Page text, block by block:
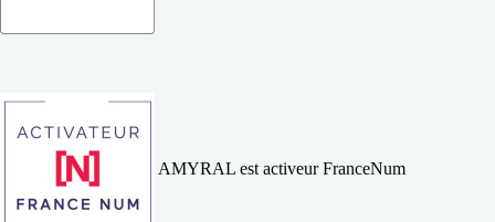
AMYRAL est activeur FranceNum